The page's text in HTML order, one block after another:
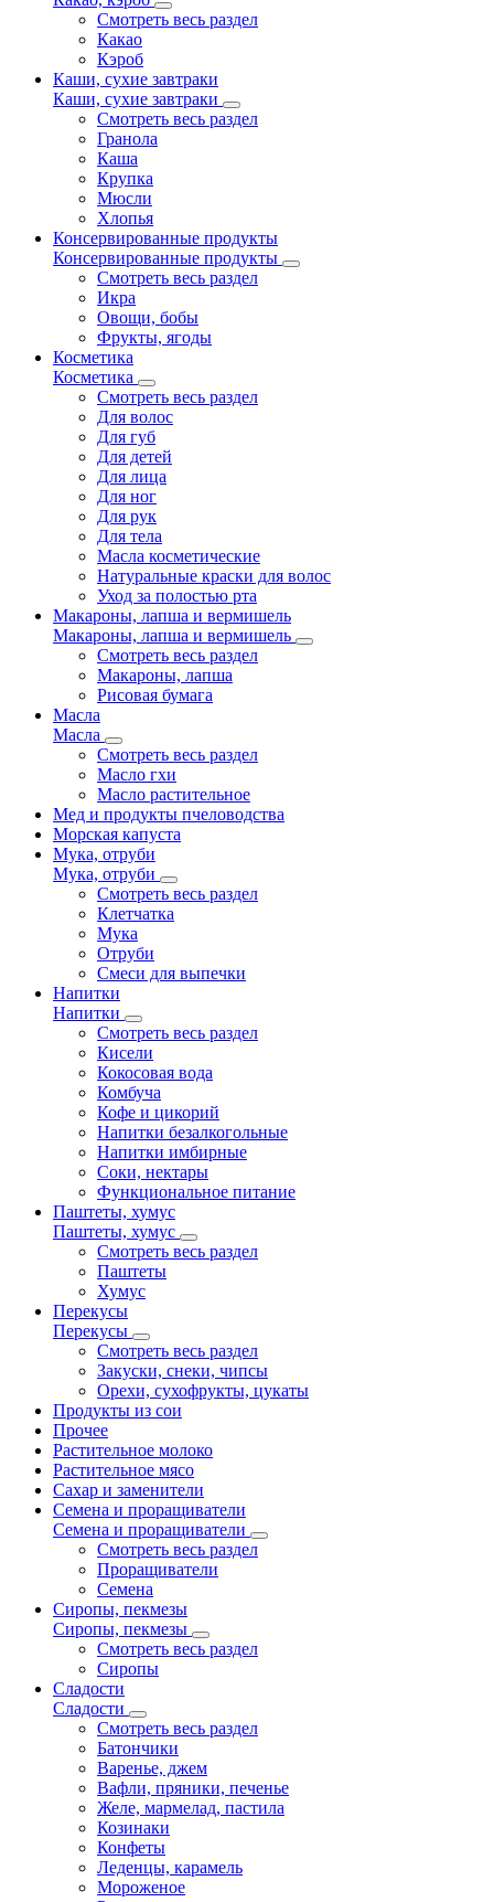
Смотреть весь раздел
Какао
Кэроб
Каши, сухие завтраки
Каши, сухие завтраки
Смотреть весь раздел
Гранола
Каша
Крупка
Мюсли
Хлопья
Консервированные продукты
Консервированные продукты
Смотреть весь раздел
Икра
Овощи, бобы
Фрукты, ягоды
Косметика
Косметика
Смотреть весь раздел
Для волос
Для губ
Для детей
Для лица
Для ног
Для рук
Для тела
Масла косметические
Натуральные краски для волос
Уход за полостью рта
Макароны, лапша и вермишель
Макароны, лапша и вермишель
Смотреть весь раздел
Макароны, лапша
Рисовая бумага
Масла
Масла
Смотреть весь раздел
Масло гхи
Масло растительное
Мед и продукты пчеловодства
Морская капуста
Мука, отруби
Мука, отруби
Смотреть весь раздел
Клетчатка
Мука
Отруби
Смеси для выпечки
Напитки
Напитки
Смотреть весь раздел
Кисели
Кокосовая вода
Комбуча
Кофе и цикорий
Напитки безалкогольные
Напитки имбирные
Соки, нектары
Функциональное питание
Паштеты, хумус
Паштеты, хумус
Смотреть весь раздел
Паштеты
Хумус
Перекусы
Перекусы
Смотреть весь раздел
Закуски, снеки, чипсы
Орехи, сухофрукты, цукаты
Продукты из сои
Прочее
Растительное молоко
Растительное мясо
Сахар и заменители
Семена и проращиватели
Семена и проращиватели
Смотреть весь раздел
Проращиватели
Семена
Сиропы, пекмезы
Сиропы, пекмезы
Смотреть весь раздел
Сиропы
Сладости
Сладости
Смотреть весь раздел
Батончики
Варенье, джем
Вафли, пряники, печенье
Желе, мармелад, пастила
Козинаки
Конфеты
Леденцы, карамель
Мороженое